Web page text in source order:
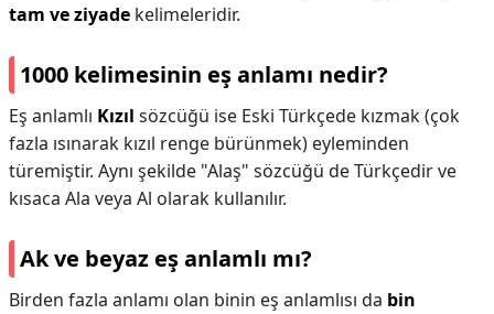
tam ve ziyade kelimeleridir.
1000 kelimesinin eş anlamı nedir?
Eş anlamlı Kızıl sözcüğü ise Eski Türkçede kızmak (çok
fazla ısınarak kızıl renge bürünmek) eyleminden
türemiştir. Aynı şekilde "Alaş" sözcüğü de Türkçedir ve
kısaca Ala veya Al olarak kullanılır.
Ak ve beyaz eş anlamlı mı?
Birden fazla anlamı olan binin eş anlamlısı da bin